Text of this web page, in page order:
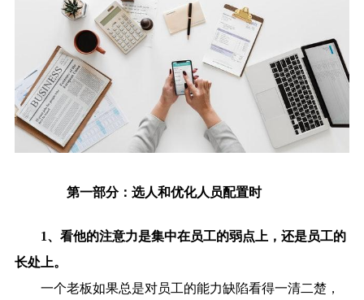
第一部分：选人和优化人员配置时
1、看他的注意力是集中在员工的弱点上，还是员工的
长处上。
一个老板如果总是对员工的能力缺陷看得一清二楚，